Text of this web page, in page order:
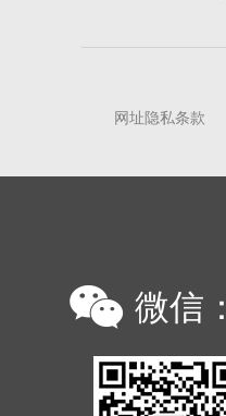
网址隐私条款
微信：